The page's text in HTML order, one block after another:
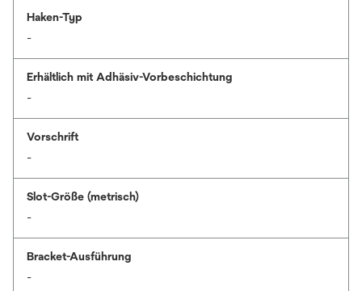
Haken-Typ
-
Erhältlich mit Adhäsiv-Vorbeschichtung
-
Vorschrift
-
Slot-Größe (metrisch)
-
Bracket-Ausführung
-